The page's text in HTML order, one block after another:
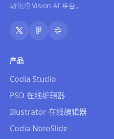
动化的 Vision AI 平台。
产品
Codia Studio
PSD 在线编辑器
Illustrator 在线编辑器
Codia NoteSlide